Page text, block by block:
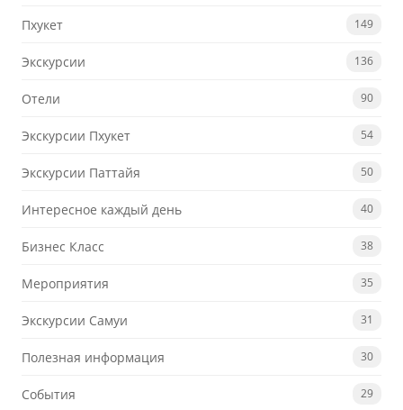
Пхукет 149
Экскурсии 136
Отели 90
Экскурсии Пхукет 54
Экскурсии Паттайя 50
Интересное каждый день 40
Бизнес Класс 38
Мероприятия 35
Экскурсии Самуи 31
Полезная информация 30
События 29